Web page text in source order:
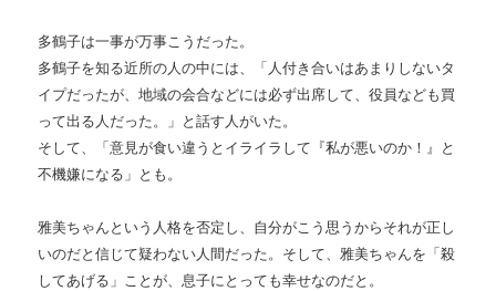
多鶴子は一事が万事こうだった。
多鶴子を知る近所の人の中には、「人付き合いはあまりしないタ
イプだったが、地域の会合などには必ず出席して、役員なども買
って出る人だった。」と話す人がいた。
そして、「意見が食い違うとイライラして『私が悪いのか！』と
不機嫌になる」とも。
雅美ちゃんという人格を否定し、自分がこう思うからそれが正し
いのだと信じて疑わない人間だった。そして、雅美ちゃんを「殺
してあげる」ことが、息子にとっても幸せなのだと。